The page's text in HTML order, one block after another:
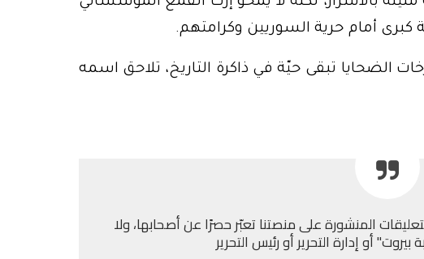
كبرى أمام حرية السوريين وكرامتهم.
الضحايا تبقى حيّة في ذاكرة التاريخ، تلاحق اسمه
المنشورة على منصتنا تعبّر حصرًا عن أصحابها، ولا
أو إدارة التحرير أو رئيس التحرير